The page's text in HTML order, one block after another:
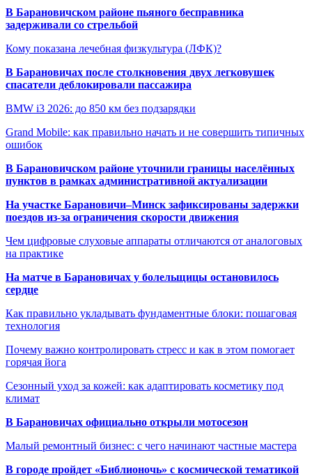
В Барановичском районе пьяного бесправника
задерживали со стрельбой
Кому показана лечебная физкультура (ЛФК)?
В Барановичах после столкновения двух легковушек
спасатели деблокировали пассажира
BMW i3 2026: до 850 км без подзарядки
Grand Mobile: как правильно начать и не совершить типичных
ошибок
В Барановичском районе уточнили границы населённых
пунктов в рамках административной актуализации
На участке Барановичи–Минск зафиксированы задержки
поездов из-за ограничения скорости движения
Чем цифровые слуховые аппараты отличаются от аналоговых
на практике
На матче в Барановичах у болельщицы остановилось
сердце
Как правильно укладывать фундаментные блоки: пошаговая
технология
Почему важно контролировать стресс и как в этом помогает
горячая йога
Сезонный уход за кожей: как адаптировать косметику под
климат
В Барановичах официально открыли мотосезон
Малый ремонтный бизнес: с чего начинают частные мастера
В городе пройдет «Библионочь» с космической тематикой